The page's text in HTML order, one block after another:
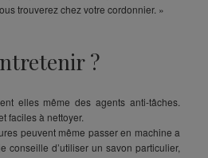
trouverez chez votre cordonnier. »
?
elles même des agents anti-tâches.
faciles à nettoyer.
peuvent même passer en machine a
conseille d’utiliser un savon particulier,